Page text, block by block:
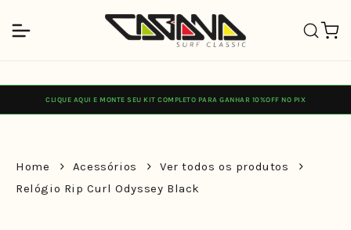
conteúdo
CLIQUE AQUI E MONTE SEU KIT COMPLETO PARA GANHAR 10%OFF NO PIX
Home Acessórios
Ver todos os produtos
Relógio Rip Curl Odyssey Black